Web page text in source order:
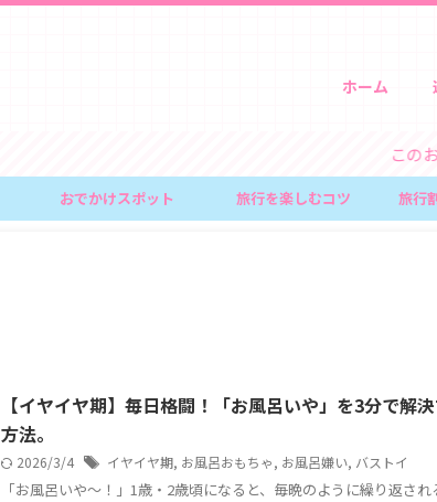
ホーム
このお知
おでかけスポット 旅行を楽しむコツ 旅行
【イヤイヤ期】毎日格闘！「お風呂いや」を3分で解
方法。
2026/3/4 イヤイヤ期, お風呂おもちゃ, お風呂嫌い, バストイ
「お風呂いや〜！」1歳・2歳頃になると、毎晩のように繰り返され